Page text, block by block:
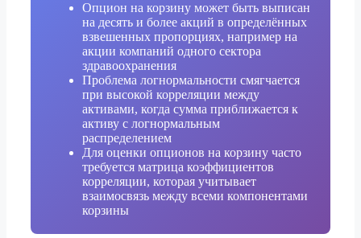
Опцион на корзину может быть выписан
на десять и более акций в определённых
взвешенных пропорциях, например на
акции компаний одного сектора
здравоохранения
Проблема логнормальности смягчается
при высокой корреляции между
активами, когда сумма приближается к
активу с логнормальным
распределением
Для оценки опционов на корзину часто
требуется матрица коэффициентов
корреляции, которая учитывает
взаимосвязь между всеми компонентами
корзины